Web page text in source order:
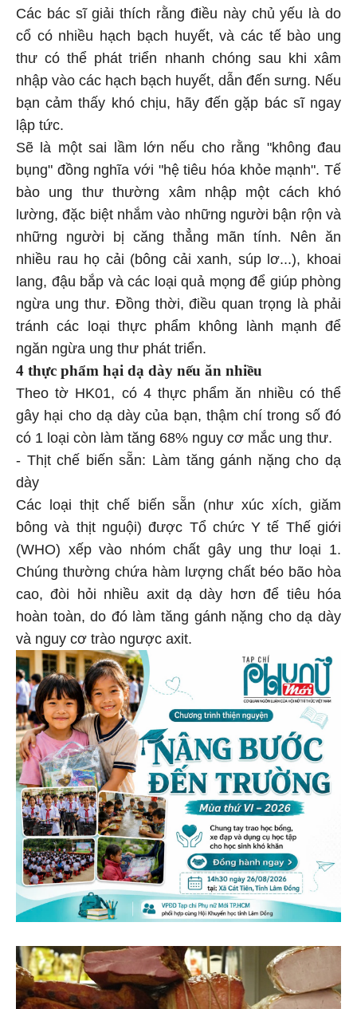
Các bác sĩ giải thích rằng điều này chủ yếu là do
cổ có nhiều hạch bạch huyết, và các tế bào ung
thư có thể phát triển nhanh chóng sau khi xâm
nhập vào các hạch bạch huyết, dẫn đến sưng. Nếu
bạn cảm thấy khó chịu, hãy đến gặp bác sĩ ngay
lập tức.
Sẽ là một sai lầm lớn nếu cho rằng "không đau
bụng" đồng nghĩa với "hệ tiêu hóa khỏe mạnh". Tế
bào ung thư thường xâm nhập một cách khó
lường, đặc biệt nhắm vào những người bận rộn và
những người bị căng thẳng mãn tính. Nên ăn
nhiều rau họ cải (bông cải xanh, súp lơ...), khoai
lang, đậu bắp và các loại quả mọng để giúp phòng
ngừa ung thư. Đồng thời, điều quan trọng là phải
tránh các loại thực phẩm không lành mạnh để
ngăn ngừa ung thư phát triển.
4 thực phẩm hại dạ dày nếu ăn nhiều
Theo tờ HK01, có 4 thực phẩm ăn nhiều có thể
gây hại cho dạ dày của bạn, thậm chí trong số đó
có 1 loại còn làm tăng 68% nguy cơ mắc ung thư.
- Thịt chế biến sẵn: Làm tăng gánh nặng cho dạ
dày
Các loại thịt chế biến sẵn (như xúc xích, giăm
bông và thịt nguội) được Tổ chức Y tế Thế giới
(WHO) xếp vào nhóm chất gây ung thư loại 1.
Chúng thường chứa hàm lượng chất béo bão hòa
cao, đòi hỏi nhiều axit dạ dày hơn để tiêu hóa
hoàn toàn, do đó làm tăng gánh nặng cho dạ dày
và nguy cơ trào ngược axit.